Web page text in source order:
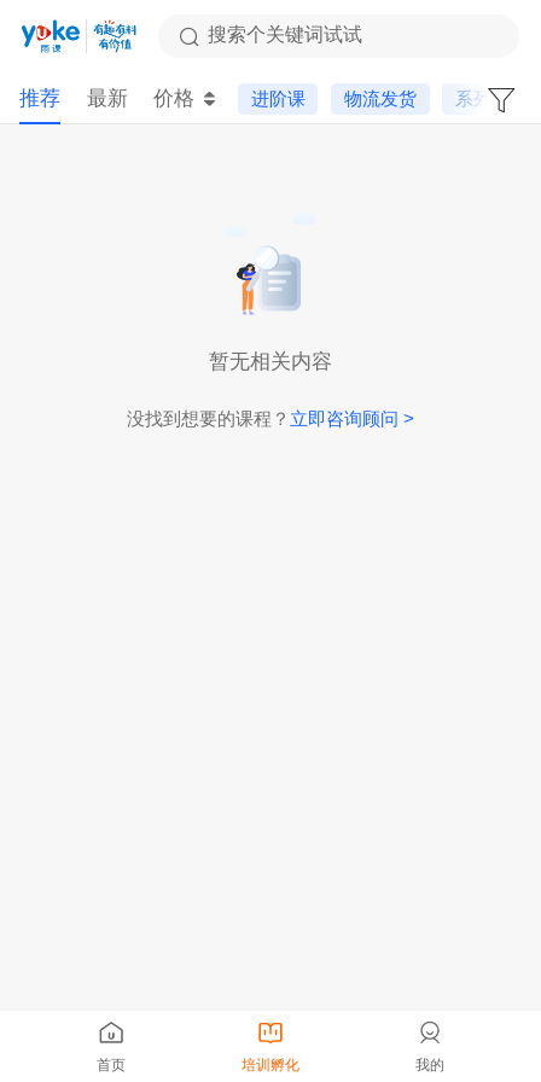
搜索个关键词试试
推荐 最新 价格 进阶课 物流发货 系列课
暂无相关内容
没找到想要的课程？ 立即咨询顾问 >
首页 培训孵化 我的